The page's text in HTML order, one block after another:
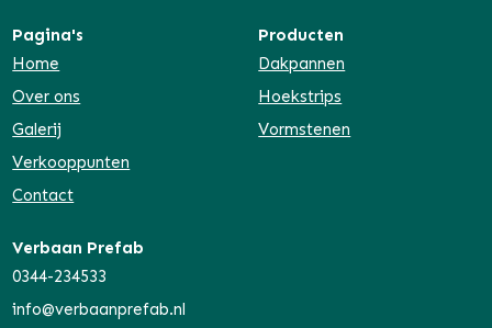
Pagina's
Home
Over ons
Galerij
Verkooppunten
Contact
Producten
Dakpannen
Hoekstrips
Vormstenen
Verbaan Prefab
0344-234533
info@verbaanprefab.nl